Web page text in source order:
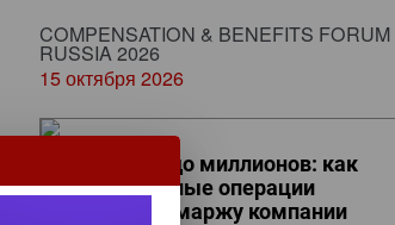
COMPENSATION & BENEFITS FORUM
RUSSIA 2026
15 октября 2026
От кликов до миллионов: как
повседневные операции
влияют на маржу компании